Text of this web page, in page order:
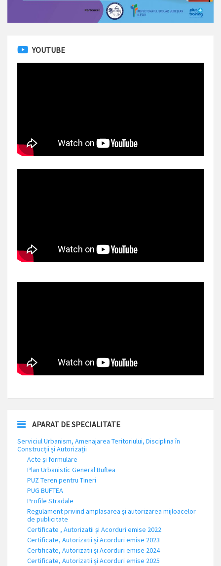
YOUTUBE
APARAT DE SPECIALITATE
Serviciul Urbanism, Amenajarea Teritoriului, Disciplina în
Construcții și Autorizații
Acte și formulare
Plan Urbanistic General Buftea
PUZ Teren pentru Tineri
PUG BUFTEA
Profile Stradale
Regulament privind amplasarea și autorizarea mijloacelor
de publicitate
Certificate , Autorizatii și Acorduri emise 2022
Certificate, Autorizatii și Acorduri emise 2023
Certificate, Autorizatii și Acorduri emise 2024
Certificate, Autorizatii și Acorduri emise 2025